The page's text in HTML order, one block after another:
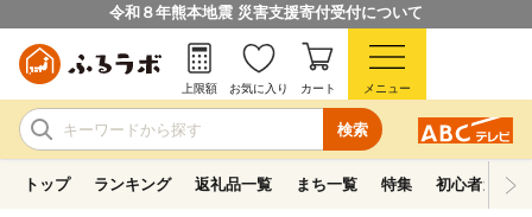
令和８年熊本地震 災害支援寄付受付について
検索
上限額 お気に入り カート メニュー
トップ ランキング 返礼品一覧 まち一覧 特集 初心者ガイド